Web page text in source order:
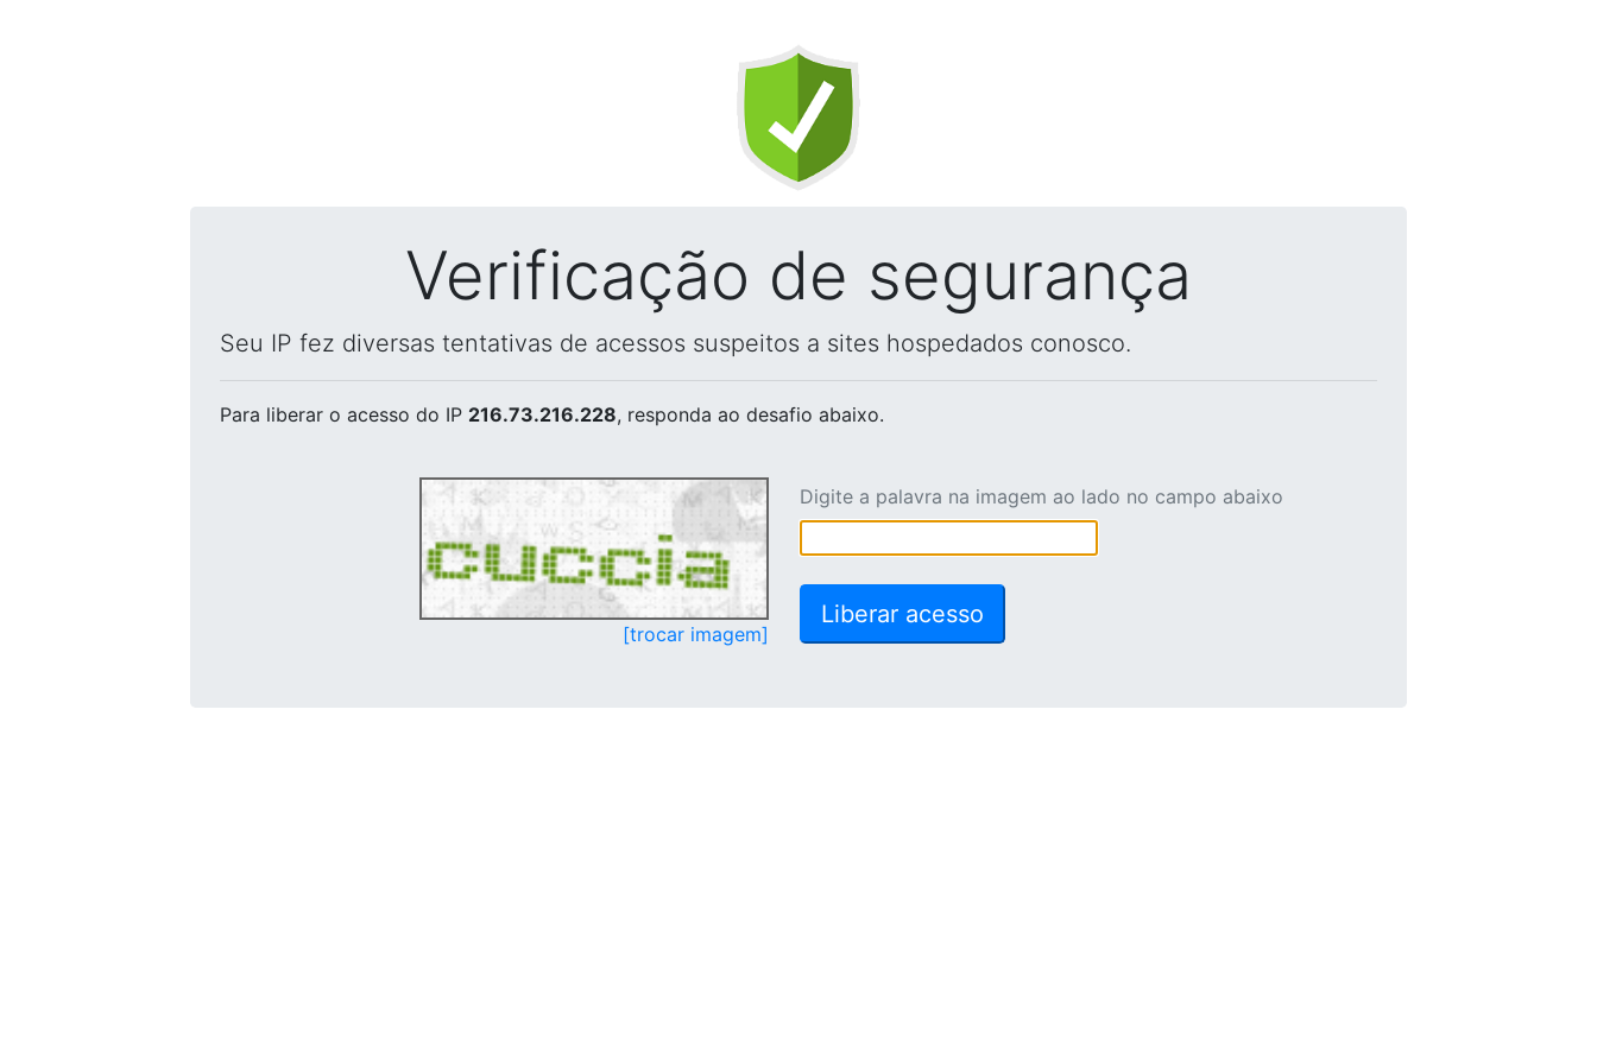
Verificação de segurança
Seu IP fez diversas tentativas de acessos suspeitos a sites hospedados conosco.
Para liberar o acesso do IP 216.73.216.228, responda ao desafio abaixo.
[trocar imagem]
Digite a palavra na imagem ao lado no campo abaixo